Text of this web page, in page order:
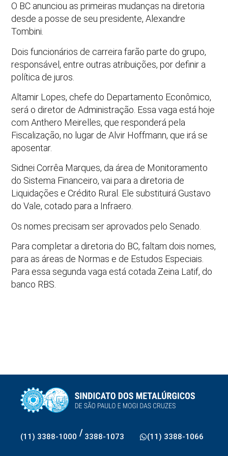
O BC anunciou as primeiras mudanças na diretoria
desde a posse de seu presidente, Alexandre
Tombini.
Dois funcionários de carreira farão parte do grupo,
responsável, entre outras atribuições, por definir a
política de juros.
Altamir Lopes, chefe do Departamento Econômico,
será o diretor de Administração. Essa vaga está hoje
com Anthero Meirelles, que responderá pela
Fiscalização, no lugar de Alvir Hoffmann, que irá se
aposentar.
Sidnei Corrêa Marques, da área de Monitoramento
do Sistema Financeiro, vai para a diretoria de
Liquidações e Crédito Rural. Ele substituirá Gustavo
do Vale, cotado para a Infraero.
Os nomes precisam ser aprovados pelo Senado.
Para completar a diretoria do BC, faltam dois nomes,
para as áreas de Normas e de Estudos Especiais.
Para essa segunda vaga está cotada Zeina Latif, do
banco RBS.
(11) 3388-1000 / 3388-1073 (11) 3388-1066